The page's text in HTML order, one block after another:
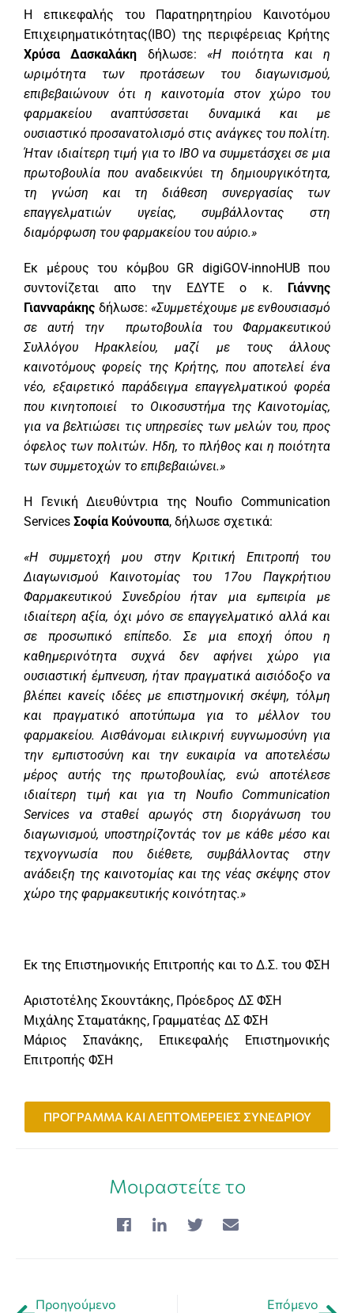
Η επικεφαλής του Παρατηρητηρίου Καινοτόμου
Επιχειρηματικότητας(ΙΒΟ) της περιφέρειας Κρήτης
Χρύσα Δασκαλάκη δήλωσε:«Η ποιότητα και η
ωριμότητα των προτάσεων του διαγωνισμού,
επιβεβαιώνουν ότι η καινοτομία στον χώρο του
φαρμακείου αναπτύσσεται δυναμικά και με
ουσιαστικό προσανατολισμό στις ανάγκες του πολίτη.
Ήταν ιδιαίτερη τιμή για το IBO να συμμετάσχει σε μια
πρωτοβουλία που αναδεικνύει τη δημιουργικότητα,
τη γνώση και τη διάθεση συνεργασίας των
επαγγελματιών υγείας, συμβάλλοντας στη
διαμόρφωση του φαρμακείου του αύριο.»
Εκ μέρους του κόμβου GR digiGOV-innoHUB που
συντονίζεται απο την ΕΔΥΤΕ ο κ.
Γιάννης
Γιανναράκης δήλωσε: «Συμμετέχουμε με ενθουσιασμό
σε αυτή την
πρωτοβουλία του Φαρμακευτικού
Συλλόγου Ηρακλείου, μαζί με τους άλλους
καινοτόμους φορείς της Κρήτης, που αποτελεί ένα
νέο, εξαιρετικό παράδειγμα επαγγελματικού φορέα
που κινητοποιεί
το Οικοσυστήμα της Καινοτομίας,
για να βελτιώσει τις υπηρεσίες των μελών του, προς
όφελος των πολιτών. Ηδη, το πλήθος και η ποιότητα
των συμμετοχών το επιβεβαιώνει.»
Η Γενική Διευθύντρια της Noufio Communication
Services Σοφία Κούνουπα, δήλωσε σχετικά:
«Η συμμετοχή μου στην Κριτική Επιτροπή του
Διαγωνισμού Καινοτομίας του 17ου Παγκρήτιου
Φαρμακευτικού Συνεδρίου ήταν μια εμπειρία με
ιδιαίτερη αξία, όχι μόνο σε επαγγελματικό αλλά και
σε προσωπικό επίπεδο. Σε μια εποχή όπου η
καθημερινότητα συχνά δεν αφήνει χώρο για
ουσιαστική έμπνευση, ήταν πραγματικά αισιόδοξο να
βλέπει κανείς ιδέες με επιστημονική σκέψη, τόλμη
και πραγματικό αποτύπωμα για το μέλλον του
φαρμακείου. Αισθάνομαι ειλικρινή ευγνωμοσύνη για
την εμπιστοσύνη και την ευκαιρία να αποτελέσω
μέρος αυτής της πρωτοβουλίας, ενώ αποτέλεσε
ιδιαίτερη τιμή και για τη Noufio Communication
Services να σταθεί αρωγός στη διοργάνωση του
διαγωνισμού, υποστηρίζοντάς τον με κάθε μέσο και
τεχνογνωσία που διέθετε, συμβάλλοντας στην
ανάδειξη της καινοτομίας και της νέας σκέψης στον
χώρο της φαρμακευτικής κοινότητας.»
Εκ της Επιστημονικής Επιτροπής και το Δ.Σ. του ΦΣΗ
Αριστοτέλης Σκουντάκης, Πρόεδρος ΔΣ ΦΣΗ
Μιχάλης Σταματάκης, Γραμματέας ΔΣ ΦΣΗ
Μάριος Σπανάκης, Επικεφαλής Επιστημονικής
Επιτροπής ΦΣΗ
ΠΡΟΓΡΑΜΜΑ ΚΑΙ ΛΕΠΤΟΜΕΡΕΙΕΣ ΣΥΝΕΔΡΙΟΥ
Μοιραστείτε το
Προηγούμενο Επόμενο